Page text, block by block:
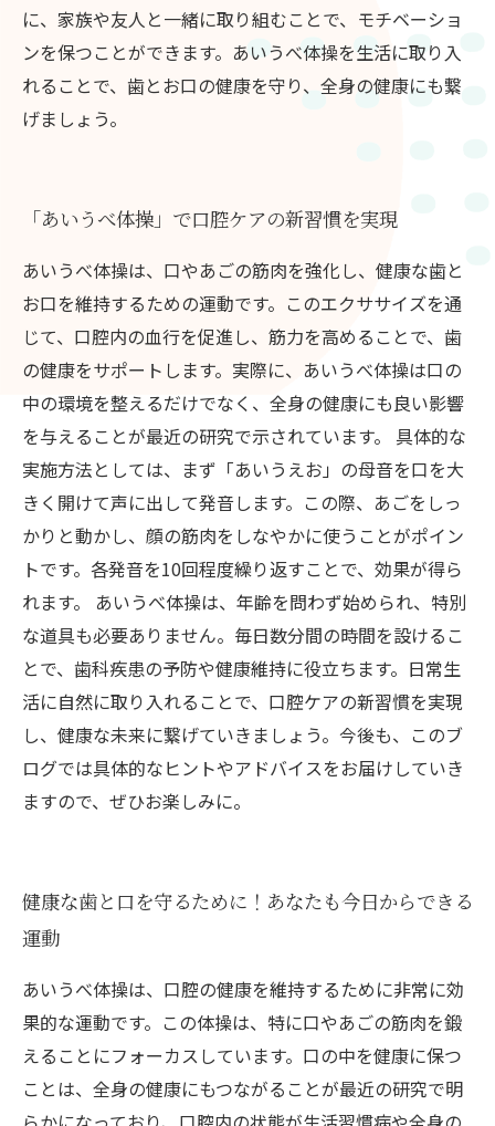
に、家族や友人と一緒に取り組むことで、モチベーショ
ンを保つことができます。あいうべ体操を生活に取り入
れることで、歯とお口の健康を守り、全身の健康にも繋
げましょう。
「あいうべ体操」で口腔ケアの新習慣を実現
あいうべ体操は、口やあごの筋肉を強化し、健康な歯と
お口を維持するための運動です。このエクササイズを通
じて、口腔内の血行を促進し、筋力を高めることで、歯
の健康をサポートします。実際に、あいうべ体操は口の
中の環境を整えるだけでなく、全身の健康にも良い影響
を与えることが最近の研究で示されています。 具体的な
実施方法としては、まず「あいうえお」の母音を口を大
きく開けて声に出して発音します。この際、あごをしっ
かりと動かし、顔の筋肉をしなやかに使うことがポイン
トです。各発音を10回程度繰り返すことで、効果が得ら
れます。 あいうべ体操は、年齢を問わず始められ、特別
な道具も必要ありません。毎日数分間の時間を設けるこ
とで、歯科疾患の予防や健康維持に役立ちます。日常生
活に自然に取り入れることで、口腔ケアの新習慣を実現
し、健康な未来に繋げていきましょう。今後も、このブ
ログでは具体的なヒントやアドバイスをお届けしていき
ますので、ぜひお楽しみに。
健康な歯と口を守るために！あなたも今日からできる
運動
あいうべ体操は、口腔の健康を維持するために非常に効
果的な運動です。この体操は、特に口やあごの筋肉を鍛
えることにフォーカスしています。口の中を健康に保つ
ことは、全身の健康にもつながることが最近の研究で明